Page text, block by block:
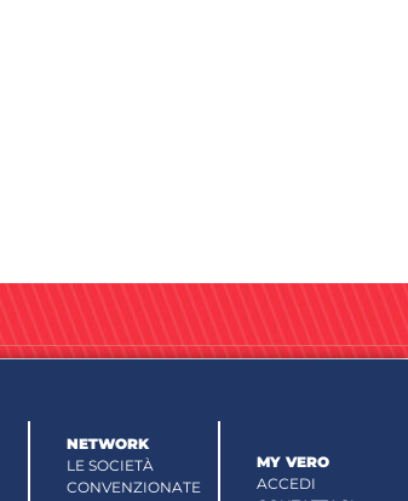
NETWORK
LE SOCIETÀ
CONVENZIONATE
MY VERO
ACCEDI